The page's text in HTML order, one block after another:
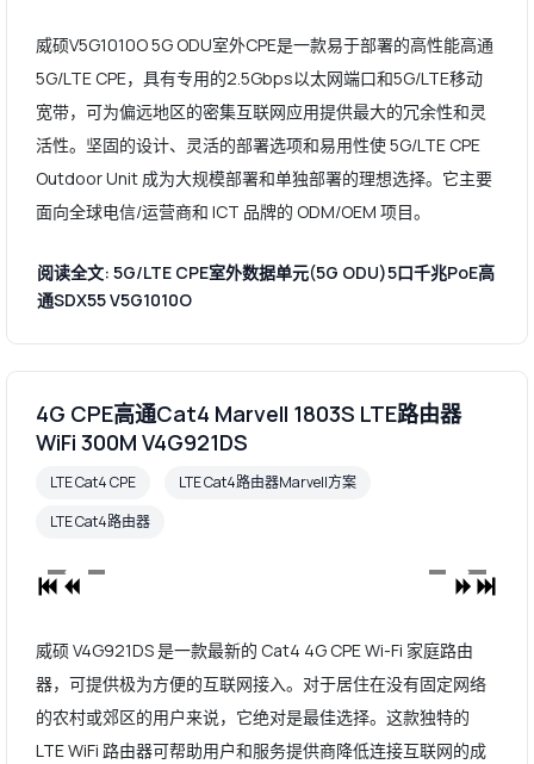
威硕V5G1010O 5G ODU室外CPE是一款易于部署的高性能高通
5G/LTE CPE，具有专用的2.5Gbps以太网端口和5G/LTE移动
宽带，可为偏远地区的密集互联网应用提供最大的冗余性和灵
活性。坚固的设计、灵活的部署选项和易用性使 5G/LTE CPE
Outdoor Unit 成为大规模部署和单独部署的理想选择。它主要
面向全球电信/运营商和 ICT 品牌的 ODM/OEM 项目。
阅读全文: 5G/LTE CPE室外数据单元(5G ODU)5口千兆PoE高
通SDX55 V5G1010O
4G CPE高通Cat4 Marvell 1803S LTE路由器
WiFi 300M V4G921DS
LTE Cat4 CPE
LTE Cat4路由器Marvell方案
LTE Cat4路由器
威硕 V4G921DS 是一款最新的 Cat4 4G CPE Wi-Fi 家庭路由
器，可提供极为方便的互联网接入。对于居住在没有固定网络
的农村或郊区的用户来说，它绝对是最佳选择。这款独特的
LTE WiFi 路由器可帮助用户和服务提供商降低连接互联网的成